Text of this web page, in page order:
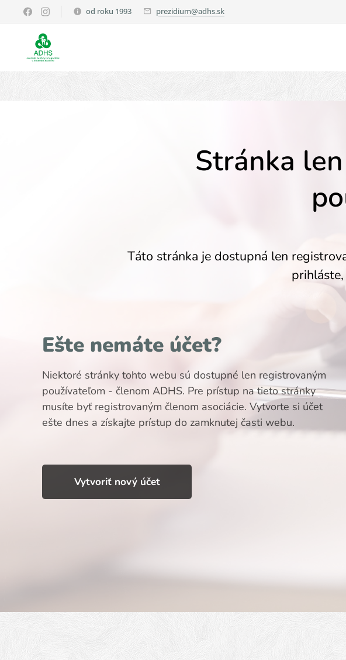
od roku 1993 prezidium@adhs.sk
Stránka
Táto stránka je dostupná len
Ešte nemáte účet?
Niektoré stránky tohto webu sú dostupné len registrovaným
používateľom - členom ADHS. Pre prístup na tieto stránky
musíte byť registrovaným členom asociácie. Vytvorte si účet
ešte dnes a získajte prístup do zamknutej časti webu.
Vytvoriť nový účet